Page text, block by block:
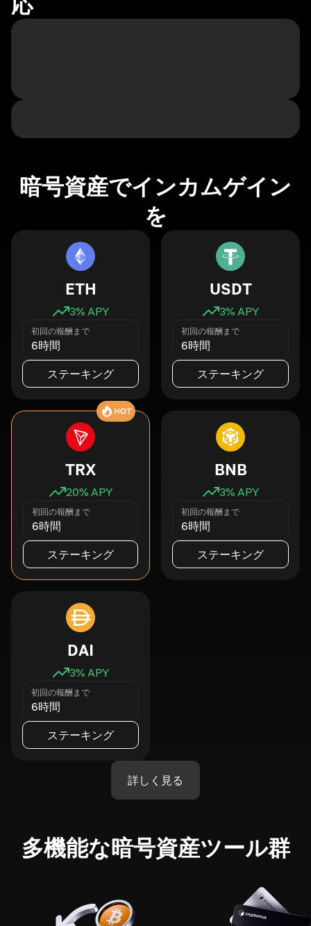
暗号資産でインカムゲイン
を
ETH
3% APY
初回の報酬まで
6時間
ステーキング
USDT
3% APY
初回の報酬まで
6時間
ステーキング
HOT
TRX
20% APY
初回の報酬まで
6時間
ステーキング
BNB
3% APY
初回の報酬まで
6時間
ステーキング
DAI
3% APY
初回の報酬まで
6時間
ステーキング
詳しく見る
多機能な暗号資産ツール群